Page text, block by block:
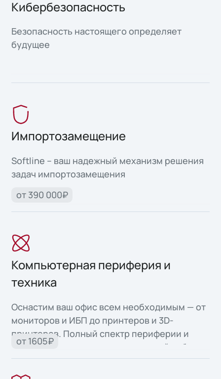
Кибербезопасность
Безопасность настоящего определяет
будущее
Импортозамещение
Softline – ваш надежный механизм решения
задач импортозамещения
от 390 000₽
Компьютерная периферия и
техника
Оснастим ваш офис всем необходимым — от
мониторов и ИБП до принтеров и 3D-
принтеров. Полный спектр периферии и
офисной техники для продуктивной работы.
от 1605₽